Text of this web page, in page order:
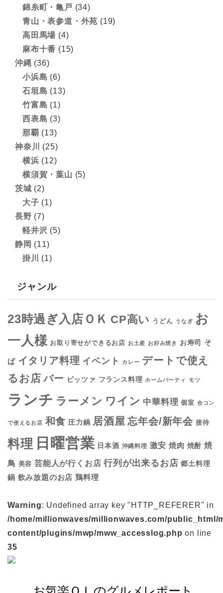
錦糸町・亀戸 (34)
青山・表参道・外苑 (19)
高田馬場 (4)
麻布十番 (15)
沖縄 (36)
小浜島 (6)
石垣島 (13)
竹富島 (1)
西表島 (3)
那覇 (13)
神奈川
(25)
横浜 (12)
横須賀・葉山 (5)
茨城 (2)
大子 (1)
長野 (7)
軽井沢 (5)
静岡 (11)
掛川
(1)
ジャンル
23時過ぎ入店ＯＫ CP高い うどん うなぎ お
一人様 お取り寄せができるお店 お土産 お好み焼き お寿司 そ
ば イタリア料理 イベント カレー デートで使え
るお店 バー ピッツァ フランス料理 ホームパーティ モツ
ランチ ラーメン ワイン 中華料理 個室 合コン
で使えるお店 和食 圧力鍋 居酒屋 忘年会/新年会 接待
料理 日曜営業 日本酒 沖縄料理 激安 焼肉 焼酎 焼
鳥 美容 芸能人が行くお店 行列が出来るお店 郷土料理
鍋 飲み放題のお店 鶏料理
Warning: Undefined array key "HTTP_REFERER" in
/home/millionwaves/millionwaves.com/public_html/
content/plugins/mwp/mww_accesslog.php on line
35